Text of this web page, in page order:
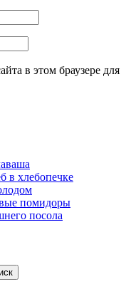
в этом браузере для
в хлебопечке
помидоры
посола